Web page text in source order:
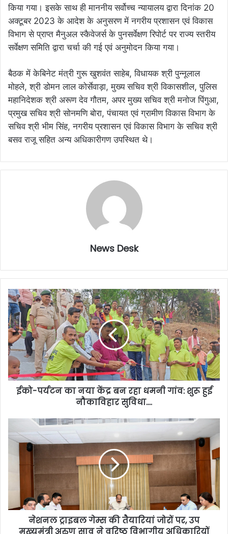
किया गया। इसके साथ ही माननीय सर्वोच्च न्यायालय द्वारा दिनांक 20
अक्टूबर 2023 के आदेश के अनुसरण में नगरीय प्रशासन एवं विकास
विभाग से प्राप्त मैनुअल स्कैवेजर्स के पुनसर्वेक्षण रिपोर्ट पर राज्य स्तरीय
सर्वेक्षण समिति द्वारा चर्चा की गई एवं अनुमोदन किया गया।
बैठक में केबिनेट मंत्री गुरू खुशवंत साहेब, विधायक श्री पुन्नूलाल
मोहले, श्री डोमन लाल कोर्सेवाड़ा, मुख्य सचिव श्री विकासशील, पुलिस
महानिदेशक श्री अरूण देव गौतम, अपर मुख्य सचिव श्री मनोज पिंगुआ,
प्रमुख सचिव श्री सोनमणि बोरा, पंचायत एवं ग्रामीण विकास विभाग के
सचिव श्री भीम सिंह, नगरीय प्रशासन एवं विकास विभाग के सचिव श्री
बसव राजू सहित अन्य अधिकारीगण उपस्थित थे।
News Desk
ईको-पर्यटन का नया केंद्र बन रहा धमनी गांव: शुरू हुई
नौकाविहार सुविधा….
नेशनल ट्राइबल गेम्स की तैयारियां जोरों पर, उप
मुख्यमंत्री अरुण साव ने वरिष्ठ विभागीय अधिकारियों